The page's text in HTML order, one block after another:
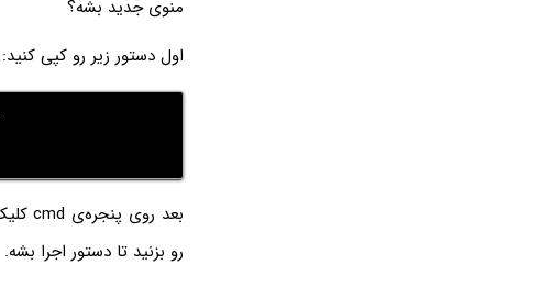
منوی جدید بشه؟
اول دستور زیر رو کپی کنید:
بعد روی پنجره‌ی cmd کلیک کنید و با کلید میانبر
رو بزنید تا دستور اجرا بشه.